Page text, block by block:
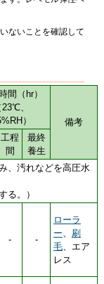
ないことを確認して
間（hr）
23℃、
）
備考
工程
間
最終
養生
、汚れなどを高圧水
る。）
- -
ローラ
ー、 刷
毛、エア
レス